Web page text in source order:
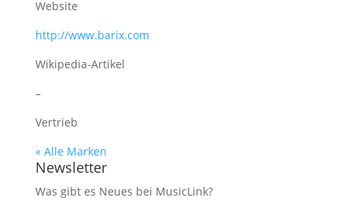
Website
http://www.barix.com
Wikipedia-Artikel
–
Vertrieb
« Alle Marken
Newsletter
Was gibt es Neues bei MusicLink?